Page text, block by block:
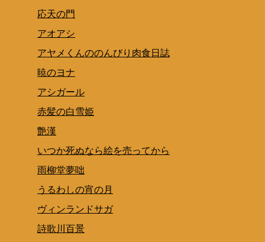
応天の門
アオアシ
アヤメくんののんびり肉食日誌
暁のヨナ
アシガール
赤髪の白雪姫
艶漢
いつか死ぬなら絵を売ってから
雨柳堂夢咄
うるわしの宵の月
ヴィンランドサガ
詩歌川百景